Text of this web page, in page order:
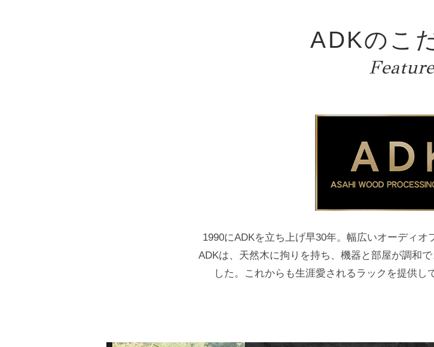
ADKのこ
Feature
1990にADKを立ち上げ早30年。幅広いオーディオ
ADKは、天然木に拘りを持ち、機器と部屋が調和
した。これからも生涯愛されるラックを提供し